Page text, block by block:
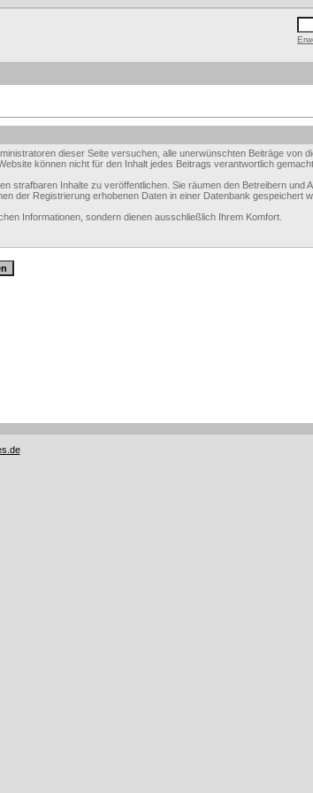
dieser Seite versuchen, alle unerwünschten Beiträge von
können nicht für den Inhalt jedes Beitrags verantwortlich
strafbaren Inhalte zu veröffentlichen. Sie räumen den Betreibern und
der Registrierung erhobenen Daten in einer Datenbank gespeichert
Informationen, sondern dienen ausschließlich Ihrem Komfort.